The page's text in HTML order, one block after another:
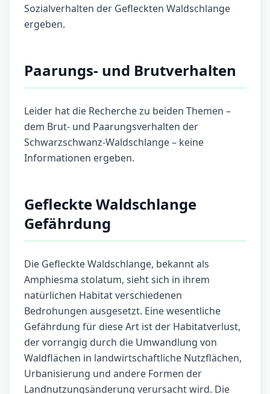
Sozialverhalten der Gefleckten Waldschlange
ergeben.
Paarungs- und Brutverhalten
Leider hat die Recherche zu beiden Themen –
dem Brut- und Paarungsverhalten der
Schwarzschwanz-Waldschlange – keine
Informationen ergeben.
Gefleckte Waldschlange
Gefährdung
Die Gefleckte Waldschlange, bekannt als
Amphiesma stolatum, sieht sich in ihrem
natürlichen Habitat verschiedenen
Bedrohungen ausgesetzt. Eine wesentliche
Gefährdung für diese Art ist der Habitatverlust,
der vorrangig durch die Umwandlung von
Waldflächen in landwirtschaftliche Nutzflächen,
Urbanisierung und andere Formen der
Landnutzungsänderung verursacht wird. Die